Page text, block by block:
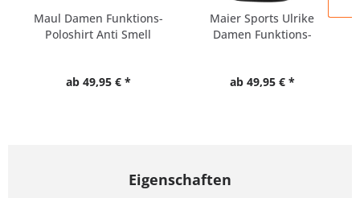
Maul Damen Funktions-
Poloshirt Anti Smell
ab 49,95 € *
Maier Sports Ulrike
Damen Funktions-
ab 49,95 € *
Eigenschaften